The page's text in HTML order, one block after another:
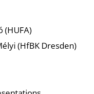
(HUFA)
(HfBK Dresden)